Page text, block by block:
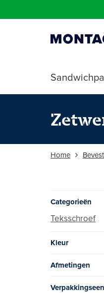
Home
Categorieën
Teksschroef
Kleur
Afmetingen